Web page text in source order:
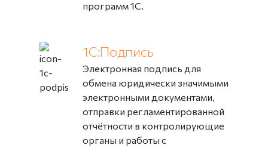
программ 1С.
1С:Подпись
Электронная подпись для
обмена юридически значимыми
электронными документами,
отправки регламентированной
отчётности в контролирующие
органы и работы с